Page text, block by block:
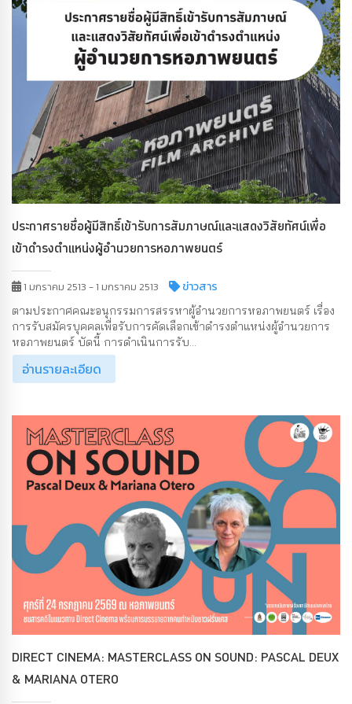
ประกาศรายชื่อผู้มีสิทธิ์เข้ารับการสัมภาษณ์และแสดงวิสัยทัศน์เพื่อ
เข้าดำรงตำแหน่งผู้อำนวยการหอภาพยนตร์
1 มกราคม 2513 - 1 มกราคม 2513 ข่าวสาร
ตามประกาศคณะอนุกรรมการสรรหาผู้อำนวยการหอภาพยนตร์ เรื่อง
การรับสมัครบุคคลเพื่อรับการคัดเลือกเข้าดำรงตำแหน่งผู้อำนวยการ
หอภาพยนตร์ บัดนี้ การดำเนินการรับ...
อ่านรายละเอียด
DIRECT CINEMA: MASTERCLASS ON SOUND: PASCAL DEUX
& MARIANA OTERO